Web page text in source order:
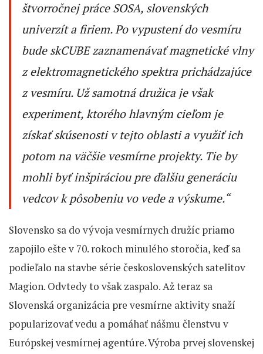
štvorročnej práce SOSA, slovenských
univerzít a firiem. Po vypustení do vesmíru
bude skCUBE zaznamenávať magnetické vlny
z elektromagne­tického spektra prichádzajúce
z vesmíru. Už samotná družica je však
experiment, ktorého hlavným cieľom je
získať skúsenosti v tejto oblasti a využiť ich
potom na väčšie vesmírne projekty. Tie by
mohli byť inšpiráciou pre ďalšiu generáciu
vedcov k pôsobeniu vo vede a výskume.“
Slovensko sa do vývoja vesmírnych družíc priamo
zapojilo ešte v 70. rokoch minulého storočia, keď sa
podieľalo na stavbe série československých satelitov
Magion. Odvtedy to však zaspalo. Až teraz sa
Slovenská organizácia pre vesmírne aktivity snaží
popularizovať vedu a pomáhať nášmu členstvu v
Európskej vesmírnej agentúre. Výroba prvej slovenskej